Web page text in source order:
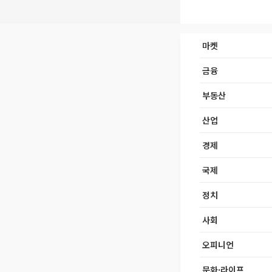
마켓
금융
부동산
산업
경제
국제
정치
사회
오피니언
문화·라이프